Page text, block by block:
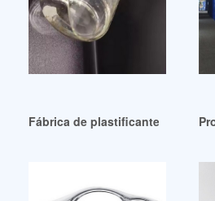
Fábrica de plastificantes ESBO